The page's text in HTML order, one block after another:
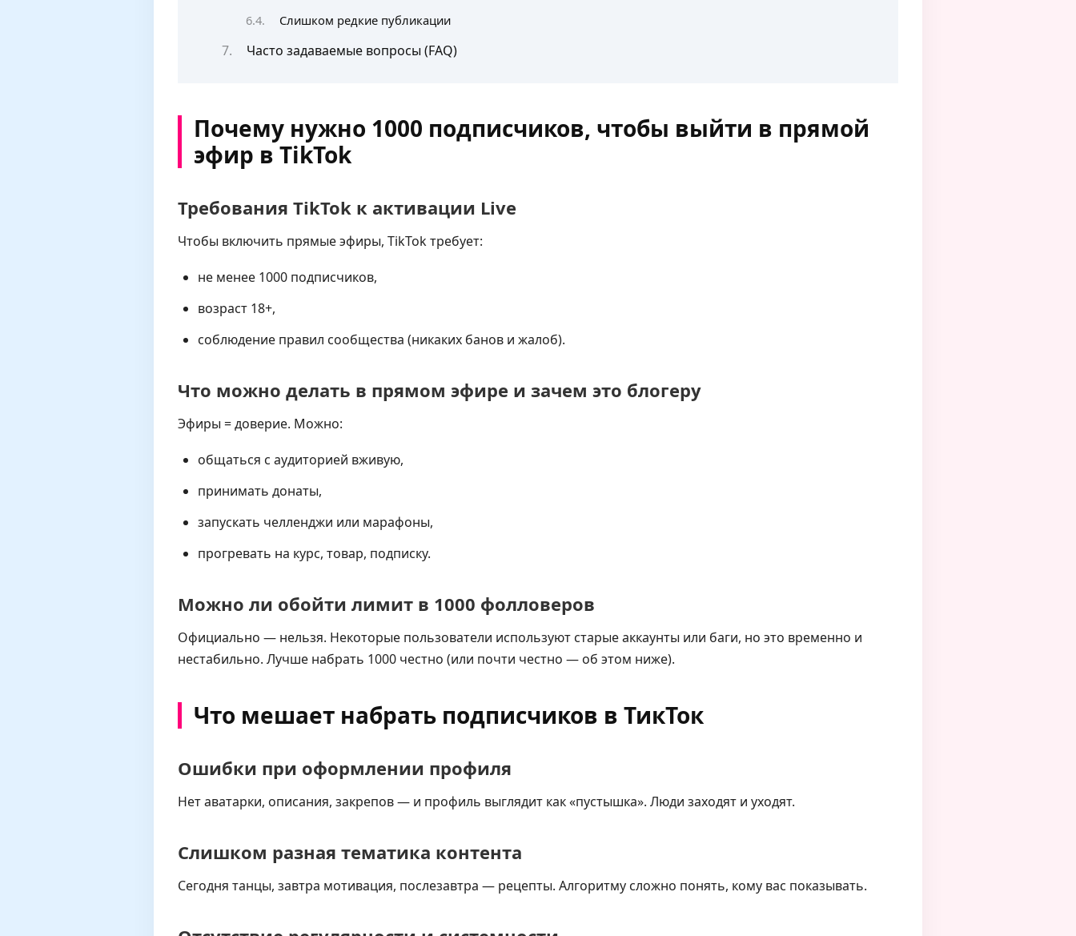
Слишком редкие публикации
Часто задаваемые вопросы (FAQ)
Почему нужно 1000 подписчиков, чтобы выйти в прямой
эфир в TikTok
Требования TikTok к активации Live
Чтобы включить прямые эфиры, TikTok требует:
не менее 1000 подписчиков,
возраст 18+,
соблюдение правил сообщества (никаких банов и жалоб).
Что можно делать в прямом эфире и зачем это блогеру
Эфиры = доверие. Можно:
общаться с аудиторией вживую,
принимать донаты,
запускать челленджи или марафоны,
прогревать на курс, товар, подписку.
Можно ли обойти лимит в 1000 фолловеров
Официально — нельзя. Некоторые пользователи используют старые аккаунты или баги, но это временно и
нестабильно. Лучше набрать 1000 честно (или почти честно — об этом ниже).
Что мешает набрать подписчиков в ТикТок
Ошибки при оформлении профиля
Нет аватарки, описания, закрепов — и профиль выглядит как «пустышка». Люди заходят и уходят.
Слишком разная тематика контента
Сегодня танцы, завтра мотивация, послезавтра — рецепты. Алгоритму сложно понять, кому вас показывать.